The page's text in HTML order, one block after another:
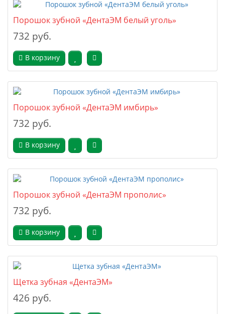
Порошок зубной «ДентаЭМ белый уголь»
732 руб.
В корзину
Порошок зубной «ДентаЭМ имбирь»
732 руб.
В корзину
Порошок зубной «ДентаЭМ прополис»
732 руб.
В корзину
Щетка зубная «ДентаЭМ»
426 руб.